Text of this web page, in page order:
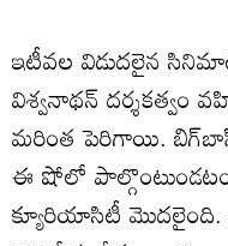
ఇటీవల విడుదలైన
విశ్వనాథన్ దర్శకత్వం
మరింత పెరిగాయి.
ఈ షోలో
క్యూరియాసిటీ మొదలైంది.